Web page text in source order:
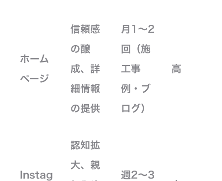
ホーム
ページ
信頼感
の醸
成、詳
細情報
の提供
月1〜2
回（施
工事
例・ブ
ログ）
高
Instag
認知拡
大、親
週2〜3